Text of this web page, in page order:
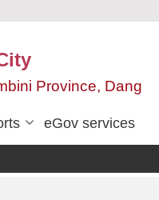
Province, Dang
eGov services